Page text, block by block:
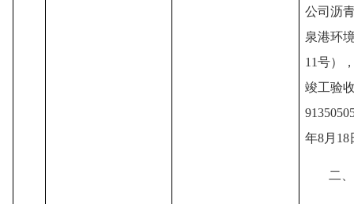
公司沥
泉港环
11号）
竣工验
年8月18
二